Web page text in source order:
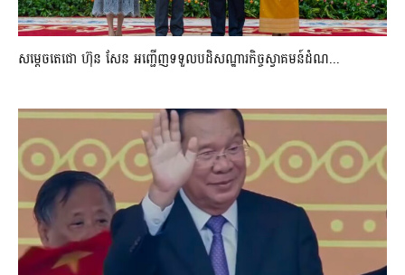
សម្តេចតេជោ ហ៊ុន សែន អញ្ជើញទទួលបដិសណ្ឋារកិច្ចស្វាគមន៍ដំណ...